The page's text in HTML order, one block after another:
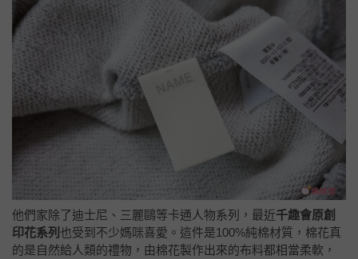
他們家除了迪士尼、三麗鷗等卡通人物系列，最近千趣會原創
印花系列 也受到不少媽咪喜愛。這件是100%純棉材質，棉花真
的是自然給人類的禮物，由棉花製作出來的布料都相當柔軟，